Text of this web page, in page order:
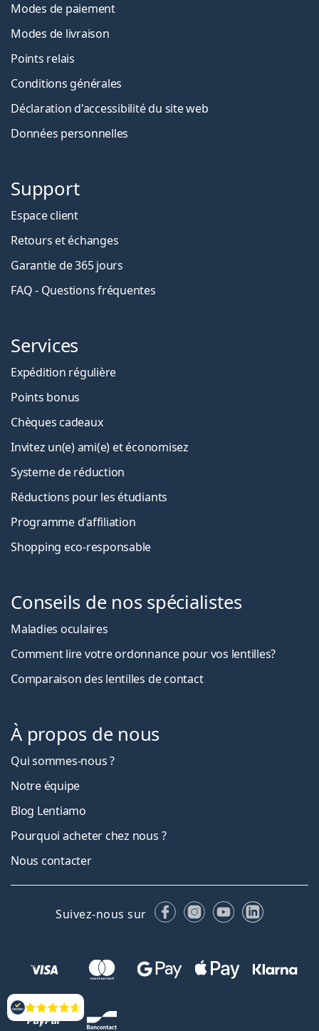
Évaluation
Modes de paiement
Modes de livraison
Points relais
Conditions générales
Déclaration d'accessibilité du site web
Données personnelles
Support
Espace client
Retours et échanges
Garantie de 365 jours
FAQ - Questions fréquentes
Services
Expédition régulière
Points bonus
Chèques cadeaux
Invitez un(e) ami(e) et économisez
Systeme de réduction
Réductions pour les étudiants
Programme d'affiliation
Shopping eco-responsable
Conseils de nos spécialistes
Maladies oculaires
Comment lire votre ordonnance pour vos lentilles?
Comparaison des lentilles de contact
À propos de nous
Qui sommes-nous ?
Notre équipe
Blog Lentiamo
Pourquoi acheter chez nous ?
Nous contacter
Suivez-nous sur FacebookInstagram
YouTubeLinkedIn